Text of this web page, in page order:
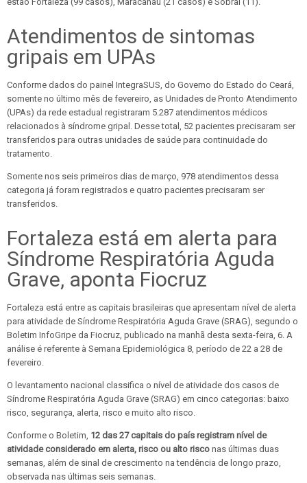
Atendimentos de sintomas
gripais em UPAs
Conforme dados do painel IntegraSUS, do Governo do Estado do Ceará,
somente no último mês de fevereiro, as Unidades de Pronto Atendimento
(UPAs) da rede estadual registraram 5.287 atendimentos médicos
relacionados à síndrome gripal. Desse total, 52 pacientes precisaram ser
transferidos para outras unidades de saúde para continuidade do
tratamento.
Somente nos seis primeiros dias de março, 978 atendimentos dessa
categoria já foram registrados e quatro pacientes precisaram ser
transferidos.
Fortaleza está em alerta para
Síndrome Respiratória Aguda
Grave, aponta Fiocruz
Fortaleza está entre as capitais brasileiras que apresentam nível de alerta
para atividade de Síndrome Respiratória Aguda Grave (SRAG), segundo o
Boletim InfoGripe da Fiocruz, publicado na manhã desta sexta-feira, 6. A
análise é referente à Semana Epidemiológica 8, período de 22 a 28 de
fevereiro.
O levantamento nacional classifica o nível de atividade dos casos de
Síndrome Respiratória Aguda Grave (SRAG) em cinco categorias: baixo
risco, segurança, alerta, risco e muito alto risco.
Conforme o Boletim, 12 das 27 capitais do país registram nível de
atividade considerado em alerta, risco ou alto risco nas últimas duas
semanas, além de sinal de crescimento na tendência de longo prazo,
observada nas últimas seis semanas.